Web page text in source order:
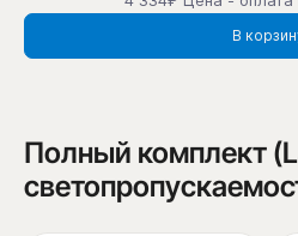
В
Полный комплект